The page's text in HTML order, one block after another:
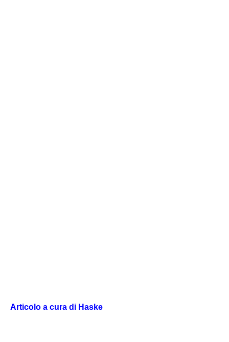
Articolo a cura di Haske